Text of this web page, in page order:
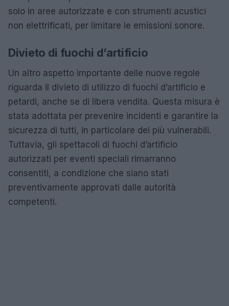
solo in aree autorizzate e con strumenti acustici
non elettrificati, per limitare le emissioni sonore.
Divieto di fuochi d’artificio
Un altro aspetto importante delle nuove regole
riguarda il divieto di utilizzo di fuochi d’artificio e
petardi, anche se di libera vendita. Questa misura è
stata adottata per prevenire incidenti e garantire la
sicurezza di tutti, in particolare dei più vulnerabili.
Tuttavia, gli spettacoli di fuochi d’artificio
autorizzati per eventi speciali rimarranno
consentiti, a condizione che siano stati
preventivamente approvati dalle autorità
competenti.